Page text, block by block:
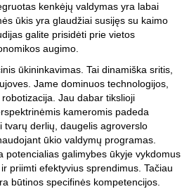
kenkėjų valdymas yra labai
ūkis yra glaudžiai susijęs su kaimo
galite prisidėti prie vietos
augimo.
ūkininkavimas. Tai dinamiška sritis,
Jame dominuos technologijos,
Jau dabar tikslioji
kameromis padeda
tvarų derlių, daugelis agroverslo
ūkio valdymų programas.
potencialias galimybes ūkyje vykdomus
priimti efektyvius sprendimus. Tačiau
būtinos specifinės kompetencijos.